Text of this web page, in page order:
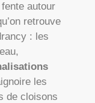
autour
retrouve
: les
les
de cloisons